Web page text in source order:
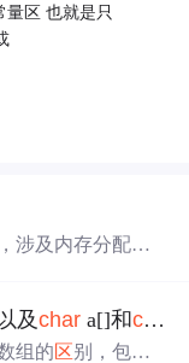
区 也就是只
涉及内存分配、
分析，阐述了两
及char a[]和char
组的区别，包括